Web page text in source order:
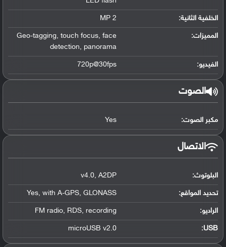
الخلفية الثانية: 2 MP
المميزات: Geo-tagging, touch focus, face
detection, panorama
الفيديو: 720p@30fps
الصوت
مكبر الصوت: Yes
الاتصال
البلوتوث:
v4.0, A2DP
تحديد المواقع:
Yes, with A-GPS, GLONASS
الراديو: FM radio, RDS, recording
USB
:
microUSB v2.0